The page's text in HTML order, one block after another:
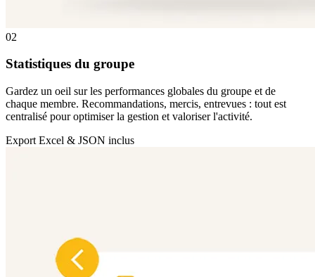
02
Statistiques du groupe
Gardez un oeil sur les performances globales du groupe et de
chaque membre. Recommandations, mercis, entrevues : tout est
centralisé pour optimiser la gestion et valoriser l'activité.
Export Excel & JSON inclus